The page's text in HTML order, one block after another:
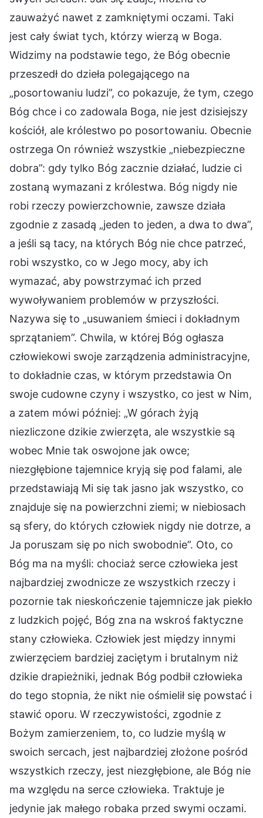
zauważyć nawet z zamkniętymi oczami. Taki
jest cały świat tych, którzy wierzą w Boga.
Widzimy na podstawie tego, że Bóg obecnie
przeszedł do dzieła polegającego na
„posortowaniu ludzi”, co pokazuje, że tym, czego
Bóg chce i co zadowala Boga, nie jest dzisiejszy
kościół, ale królestwo po posortowaniu. Obecnie
ostrzega On również wszystkie „niebezpieczne
dobra”: gdy tylko Bóg zacznie działać, ludzie ci
zostaną wymazani z królestwa. Bóg nigdy nie
robi rzeczy powierzchownie, zawsze działa
zgodnie z zasadą „jeden to jeden, a dwa to dwa”,
a jeśli są tacy, na których Bóg nie chce patrzeć,
robi wszystko, co w Jego mocy, aby ich
wymazać, aby powstrzymać ich przed
wywoływaniem problemów w przyszłości.
Nazywa się to „usuwaniem śmieci i dokładnym
sprzątaniem”. Chwila, w której Bóg ogłasza
człowiekowi swoje zarządzenia administracyjne,
to dokładnie czas, w którym przedstawia On
swoje cudowne czyny i wszystko, co jest w Nim,
a zatem mówi później: „W górach żyją
niezliczone dzikie zwierzęta, ale wszystkie są
wobec Mnie tak oswojone jak owce;
niezgłębione tajemnice kryją się pod falami, ale
przedstawiają Mi się tak jasno jak wszystko, co
znajduje się na powierzchni ziemi; w niebiosach
są sfery, do których człowiek nigdy nie dotrze, a
Ja poruszam się po nich swobodnie”. Oto, co
Bóg ma na myśli: chociaż serce człowieka jest
najbardziej zwodnicze ze wszystkich rzeczy i
pozornie tak nieskończenie tajemnicze jak piekło
z ludzkich pojęć, Bóg zna na wskroś faktyczne
stany człowieka. Człowiek jest między innymi
zwierzęciem bardziej zaciętym i brutalnym niż
dzikie drapieżniki, jednak Bóg podbił człowieka
do tego stopnia, że nikt nie ośmielił się powstać i
stawić oporu. W rzeczywistości, zgodnie z
Bożym zamierzeniem, to, co ludzie myślą w
swoich sercach, jest najbardziej złożone pośród
wszystkich rzeczy, jest niezgłębione, ale Bóg nie
ma względu na serce człowieka. Traktuje je
jedynie jak małego robaka przed swymi oczami.